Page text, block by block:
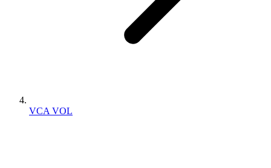
VCA VOL